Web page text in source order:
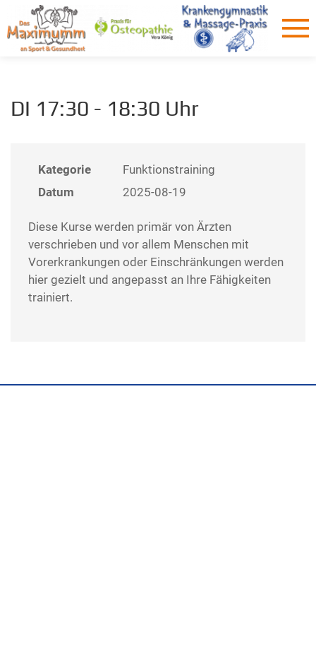
DI 17:30 - 18:30 Uhr
Kategorie
Funktionstraining
Datum
2025-08-19
Diese Kurse werden primär von Ärzten
verschrieben und vor allem Menschen mit
Vorerkrankungen oder Einschränkungen werden
hier gezielt und angepasst an Ihre Fähigkeiten
trainiert.